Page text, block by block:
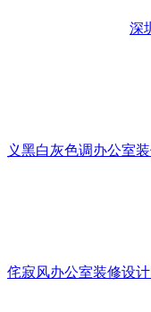
深
义黑白灰色调办公室
侘寂风办公室装修设计